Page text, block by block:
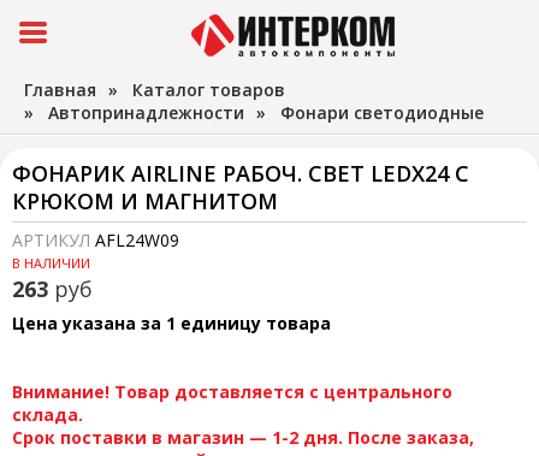
Главная » Каталог товаров
» Автопринадлежности » Фонари светодиодные
ФОНАРИК AIRLINE РАБОЧ. СВЕТ LEDX24 С
КРЮКОМ И МАГНИТОМ
АРТИКУЛ AFL24W09
В НАЛИЧИИ
263 руб
Цена указана за 1 единицу товара
Внимание! Товар доставляется с центрального
склада.
Срок поставки в магазин — 1-2 дня. После заказа,